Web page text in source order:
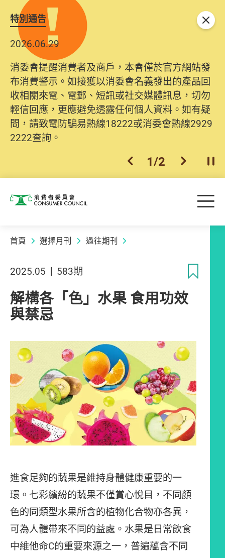
特別通告
2026.06.29
消委會提醒消費者及商戶，本會僅於官方網站發
布消費警示。如接獲以消委會名義發出的產品回
收相關來電、電郵、短訊或社交媒體訊息，切勿
輕信回應，更應避免透露任何個人資料。如有疑
問，請致電防騙易熱線18222或消委會熱線2929
2222查詢。
上一個
1/2 下一個開
關閉
消費者委員會 目
首頁 選擇月刊 過往期刊
2025.05 583期
解構各「色」水果 食用功效
與禁忌
進食足夠的蔬果是維持身體健康重要的一
環。七彩繽紛的蔬果不僅賞心悅目，不同顏
色的同類型水果所含的植物化合物亦各異，
可為人體帶來不同的益處。水果是日常飲食
中維他命C的重要來源之一，普遍蘊含不同